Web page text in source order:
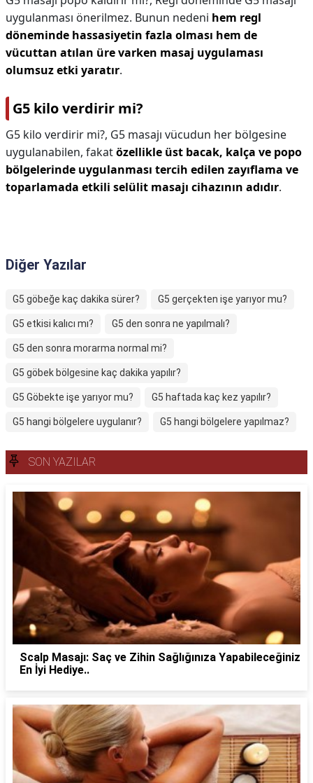
uygulanması önerilmez. Bunun nedeni hem regl
döneminde hassasiyetin fazla olması hem de
vücuttan atılan üre varken masaj uygulaması
olumsuz etki yaratır.
G5 kilo verdirir mi?
G5 kilo verdirir mi?, G5 masajı vücudun her bölgesine
uygulanabilen, fakatözellikle üst bacak, kalça ve popo
bölgelerinde uygulanması tercih edilen zayıflama ve
toparlamada etkili selülit masajı cihazının adıdır.
Diğer Yazılar
G5 göbeğe kaç dakika sürer? G5 gerçekten işe yarıyor mu?
G5 etkisi kalıcı mı? G5 den sonra ne yapılmalı?
G5 den sonra morarma normal mi?
G5 göbek bölgesine kaç dakika yapılır?
G5 Göbekte işe yarıyor mu? G5 haftada kaç kez yapılır?
G5 hangi bölgelere uygulanır? G5 hangi bölgelere yapılmaz?
SON YAZILAR
Scalp Masajı: Saç ve Zihin Sağlığınıza Yapabileceğiniz
En İyi Hediye..